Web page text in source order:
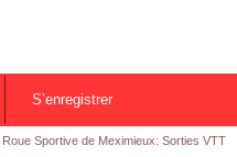
S’enregistrer
Sportive de Meximieux: Sorties VTT